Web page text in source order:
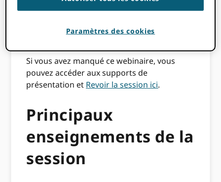
obtenir l'adhésion organisationnelle et
Si vous avez manqué ce webinaire, vous
pouvez accéder aux supports de
présentation et Revoir la session ici.
Principaux
enseignements de la
session
Paramètres des cookies